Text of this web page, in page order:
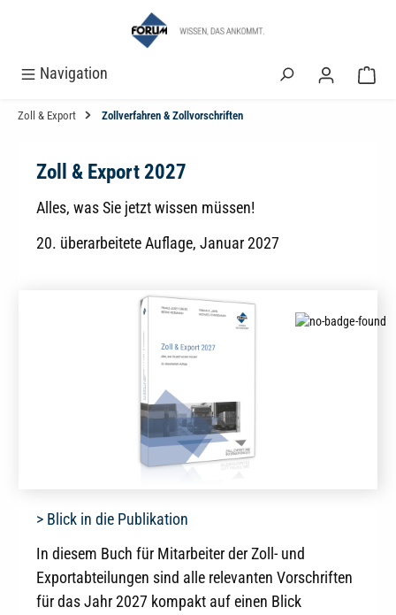
Navigation
Zoll & Export Zollverfahren & Zollvorschriften
Zoll & Export 2027
Alles, was Sie jetzt wissen müssen!
20. überarbeitete Auflage, Januar 2027
> Blick in die Publikation
In diesem Buch für Mitarbeiter der Zoll- und
Exportabteilungen sind alle relevanten Vorschriften
für das Jahr 2027 kompakt auf einen Blick